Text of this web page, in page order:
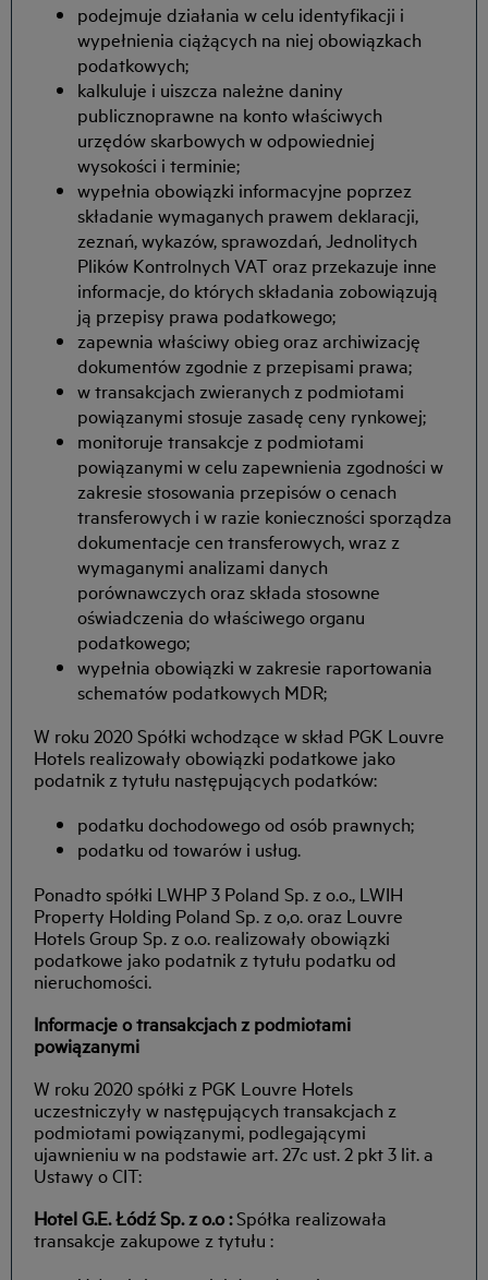
podejmuje działania w celu identyfikacji i
wypełnienia ciążących na niej obowiązkach
podatkowych;
kalkuluje i uiszcza należne daniny
publicznoprawne na konto właściwych
urzędów skarbowych w odpowiedniej
wysokości i terminie;
wypełnia obowiązki informacyjne poprzez
składanie wymaganych prawem deklaracji,
zeznań, wykazów, sprawozdań, Jednolitych
Plików Kontrolnych VAT oraz przekazuje inne
informacje, do których składania zobowiązują
ją przepisy prawa podatkowego;
zapewnia właściwy obieg oraz archiwizację
dokumentów zgodnie z przepisami prawa;
w transakcjach zwieranych z podmiotami
powiązanymi stosuje zasadę ceny rynkowej;
monitoruje transakcje z podmiotami
powiązanymi w celu zapewnienia zgodności w
zakresie stosowania przepisów o cenach
transferowych i w razie konieczności sporządza
dokumentacje cen transferowych, wraz z
wymaganymi analizami danych
porównawczych oraz składa stosowne
oświadczenia do właściwego organu
podatkowego;
wypełnia obowiązki w zakresie raportowania
schematów podatkowych MDR;
W roku 2020 Spółki wchodzące w skład PGK Louvre
Hotels realizowały obowiązki podatkowe jako
podatnik z tytułu następujących podatków:
podatku dochodowego od osób prawnych;
podatku od towarów i usług.
Ponadto spółki LWHP 3 Poland Sp. z o.o., LWIH
Property Holding Poland Sp. z o,o. oraz Louvre
Hotels Group Sp. z o.o. realizowały obowiązki
podatkowe jako podatnik z tytułu podatku od
nieruchomości.
Informacje o transakcjach z podmiotami
powiązanymi
W roku 2020 spółki z PGK Louvre Hotels
uczestniczyły w następujących transakcjach z
podmiotami powiązanymi, podlegającymi
ujawnieniu w na podstawie art. 27c ust. 2 pkt 3 lit. a
Ustawy o CIT:
Hotel G.E. Łódź Sp. z o.o :Spółka realizowała
transakcje zakupowe z tytułu :